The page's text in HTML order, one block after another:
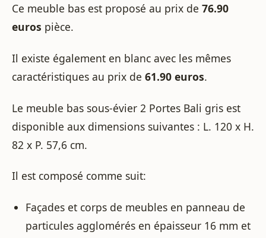
Ce meuble bas est proposé au prix de 76.90
euros pièce.
Il existe également en blanc avec les mêmes
caractéristiques au prix de 61.90 euros.
Le meuble bas sous-évier 2 Portes Bali gris est
disponible aux dimensions suivantes : L. 120 x H.
82 x P. 57,6 cm.
Il est composé comme suit:
Façades et corps de meubles en panneau de
particules agglomérés en épaisseur 16 mm et